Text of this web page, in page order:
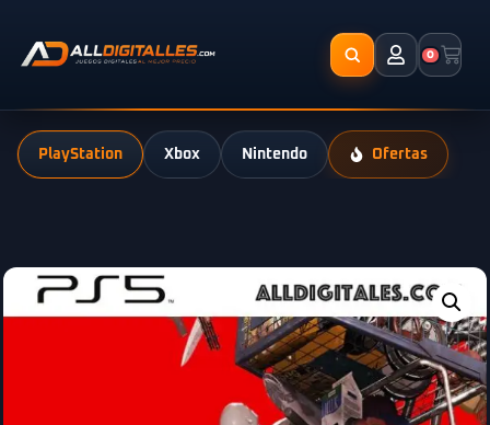
0
PlayStation Xbox Nintendo Ofertas